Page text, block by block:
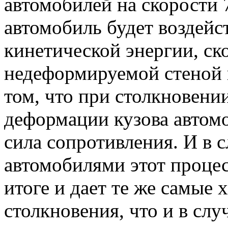
автомобилей на
автомобиль будет
кинетической энергии,
недеформируемой стеной
том, что при
деформации кузова
сила сопротивления. И в
автомобилями этот
итоге и дает те же самые
столкновения, что и в